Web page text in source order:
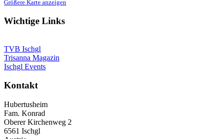
Größere Karte anzeigen
Wichtige Links
TVB Ischgl
Trisanna Magazin
Ischgl Events
Kontakt
Hubertusheim
Fam. Konrad
Oberer Kirchenweg 2
6561 Ischgl